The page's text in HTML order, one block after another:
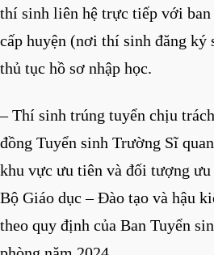
thí sinh liên hệ trực tiếp với ban
cấp huyện (nơi thí sinh đăng ký
thủ tục hồ sơ nhập học.
– Thí sinh trúng tuyển chịu
đồng Tuyển sinh Trường Sĩ
khu vực ưu tiên và đối tượng ưu
Bộ Giáo dục – Đào tạo và hậu
theo quy định của Ban Tuyển